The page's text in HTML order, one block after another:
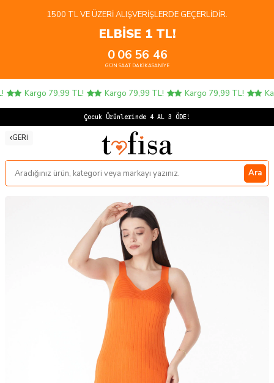
1500 TL VE ÜZERI ALIŞVERIŞLERDE GEÇERLIDIR.
ELBİSE 1 TL!
0
GÜN
06
SAAT
56
DAKIKA
46
SANIYE
Kargo 79,99 TL! Kargo 79,99 TL! Kargo 79,99 TL!
Ço
GERI
Ara